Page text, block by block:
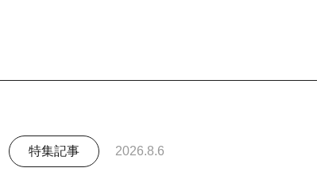
特集記事 2026.8.6